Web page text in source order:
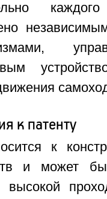
к патенту
к
и может
высокой